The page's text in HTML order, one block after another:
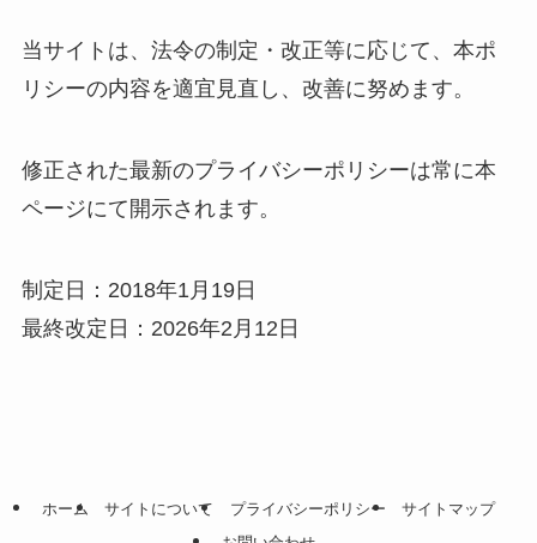
当サイトは、法令の制定・改正等に応じて、本ポ
リシーの内容を適宜見直し、改善に努めます。
修正された最新のプライバシーポリシーは常に本
ページにて開示されます。
制定日：2018年1月19日
最終改定日：2026年2月12日
ホーム サイトについて プライバシーポリシー
サイトマップ